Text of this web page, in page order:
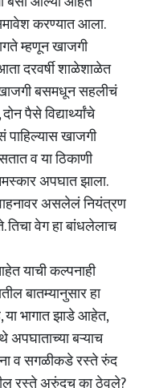
करण्यात आला.
म्हणून खाजगी
दरवर्षी शाळेशाळेत
बसमधून सहलीचं
पैसे विद्यार्थ्यांचे
खाजगी
व या ठिकाणी
अपघात झाला.
असलेलं नियंत्रण
वेग हा बांधलेलाच
याची कल्पनाही
बातम्यानुसार हा
भागात झाडे आहेत,
बऱ्याच
व सगळीकडे रस्ते रुंद